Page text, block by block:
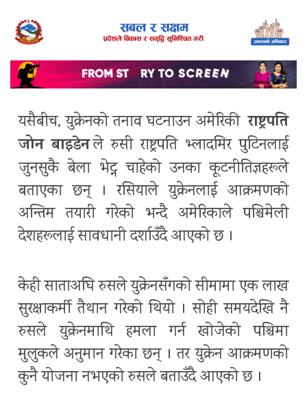
यसैबीच, युक्रेनको तनाव घटनाउन अमेरिकी राष्ट्रपति
जोन बाइडेनले रुसी राष्ट्रपति भ्लादमिर पुटिनलाई
जुनसुकै बेला भेट्न चाहेको उनका कूटनीतिज्ञहरूले
बताएका छन् । रसियाले युक्रेनलाई आक्रमणको
अन्तिम तयारी गरेको भन्दै अमेरिकाले पश्चिमेली
देशहरूलाई सावधानी दर्शाउँदै आएको छ ।
केही साताअघि रुसले युक्रेनसँगको सीमामा एक लाख
सुरक्षाकर्मी तैथान गरेको थियो । सोही समयदेखि नै
रुसले युक्रेनमाथि हमला गर्न खोजेको पश्चिमा
मुलुकले अनुमान गरेका छन् । तर युक्रेन आक्रमणको
कुनै योजना नभएको रुसले बताउँदै आएको छ ।